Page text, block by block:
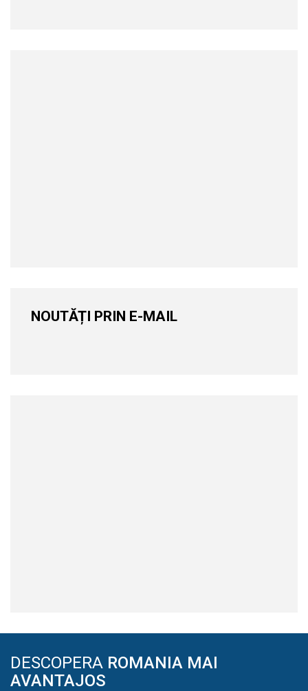
NOUTĂȚI PRIN E-MAIL
DESCOPERA ROMANIA MAI
AVANTAJOS